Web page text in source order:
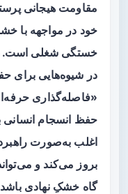
مقاومت هیجانی
خود در مواجهه با
خستگی شغلی است.
در شیوه‌هایی برای
«فاصله‌گذاری
حفظ انسجام انسانی
اغلب به‌صورت
بروز می‌کند و
گاه خشکِ نهادی